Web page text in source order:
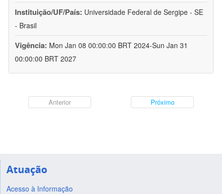
Instituição/UF/País: Universidade Federal de Sergipe - SE
- Brasil
Vigência: Mon Jan 08 00:00:00 BRT 2024-Sun Jan 31
00:00:00 BRT 2027
Anterior Próximo
Atuação
Acesso à Informação